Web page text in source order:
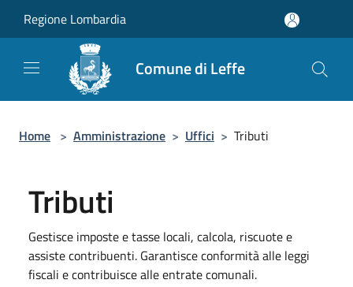
Regione Lombardia
Comune di Leffe
Home > Amministrazione > Uffici > Tributi
Tributi
Gestisce imposte e tasse locali, calcola, riscuote e
assiste contribuenti. Garantisce conformità alle leggi
fiscali e contribuisce alle entrate comunali.